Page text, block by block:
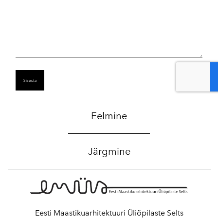
Eelmine
Järgmine
Eesti Maastikuarhitektuuri Üliõpilaste Selts